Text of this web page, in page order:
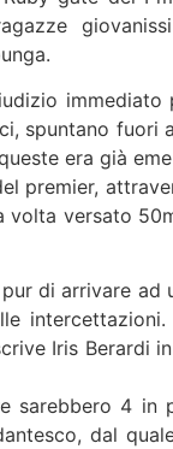
immediato
spuntano fuori
era già
premier,
volta versato
di arrivare ad
intercettazioni.
Iris Berardi
sarebbero 4 in
dal